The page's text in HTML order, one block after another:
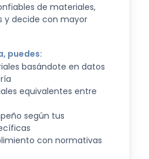
de materiales,
y decide con mayor
puedes:
basándote en datos
equivalentes entre
según tus
con normativas